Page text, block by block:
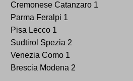
Cremonese Catanzaro 1
Parma Feralpi 1
Pisa Lecco 1
Sudtirol Spezia 2
Venezia Como 1
Brescia Modena 2